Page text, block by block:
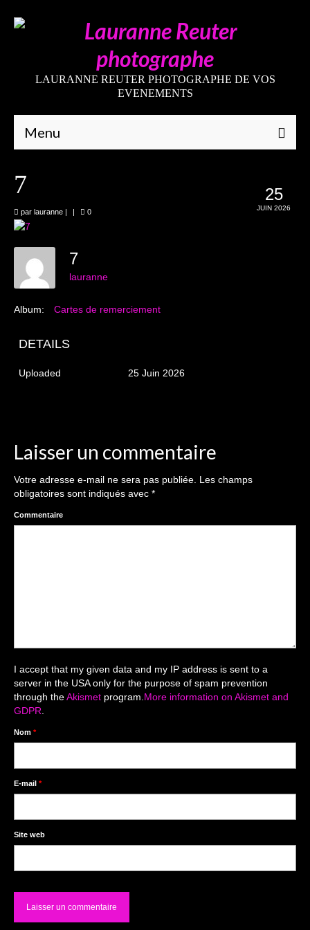
LAURANNE REUTER PHOTOGRAPHE DE VOS
EVENEMENTS
Menu
Grossesses
Nouveaux-nés
The smash cake: 1 an / 2
Séance Noël
Enfants
Le 8 décembre Lyon
Carnaval d’Annecy
Macro
Séance du 06.06.2026
Mariage du 27.06
Séance Nouveau Né
Photomontages
Prestations
Tarifs
Décors studio / Tenues / Accessoires
25
JUIN 2026
7
par lauranne | | 0
7
lauranne
Album: Cartes de remerciement
DETAILS
Uploaded 25 Juin 2026
Laisser un commentaire
Votre adresse e-mail ne sera pas publiée. Les champs
obligatoires sont indiqués avec *
Commentaire
I accept that my given data and my IP address is sent to a
server in the USA only for the purpose of spam prevention
through theAkismet program.More information on Akismet and
GDPR.
Nom *
E-mail *
Site web